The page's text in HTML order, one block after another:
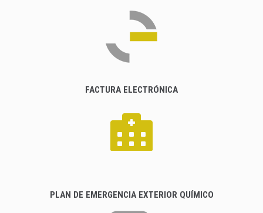
FACTURA ELECTRÓNICA
PLAN DE EMERGENCIA EXTERIOR QUÍMICO